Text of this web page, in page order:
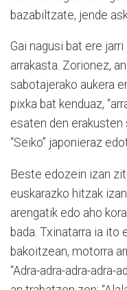
bazabiltzate, jende
Gai nagusi bat ere
arrakasta. Zorionez,
sabotajerako aukera
pixka bat kenduaz,
esaten den erakusten
“Seiko” japonieraz
Beste edozein izan
euskarazko hitzak
arengatik edo aho
bada. Txinatarra ia
bakoitzean, motorra
“Adra-adra-adra-adra-